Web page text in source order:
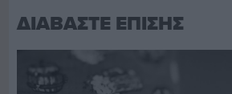
ΔΙΑΒΑΣΤΕ ΕΠΙΣΗΣ